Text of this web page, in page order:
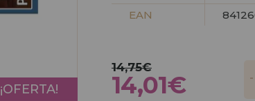
EAN
¡OFERTA!
14,75€
14,01€